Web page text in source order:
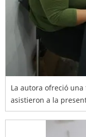
La autora ofreció
asistieron a la